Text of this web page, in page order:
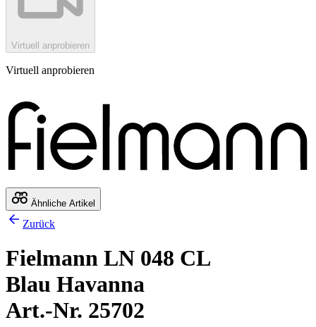
Virtuell anprobieren
Virtuell anprobieren
Ähnliche Artikel
Zurück
Fielmann LN 048 CL
Blau Havanna
Art.-Nr. 25702